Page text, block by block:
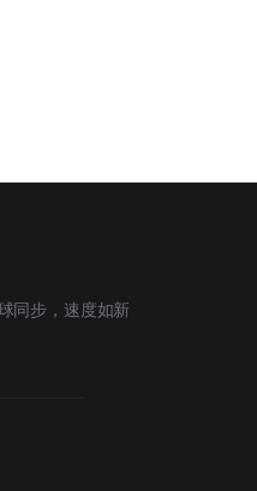
同步，速度如新